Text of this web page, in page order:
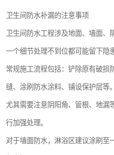
卫生间防水补漏的注意事项
卫生间防水工程涉及地面、墙面
一个细节处理不到位都可能留下隐
常规施工流程包括：铲除原有破损
缝、涂刷防水涂料、铺设保护层等。
尤其需要注意阴阳角、管根、地漏
行加强处理。
对于墙面防水，淋浴区建议涂刷至